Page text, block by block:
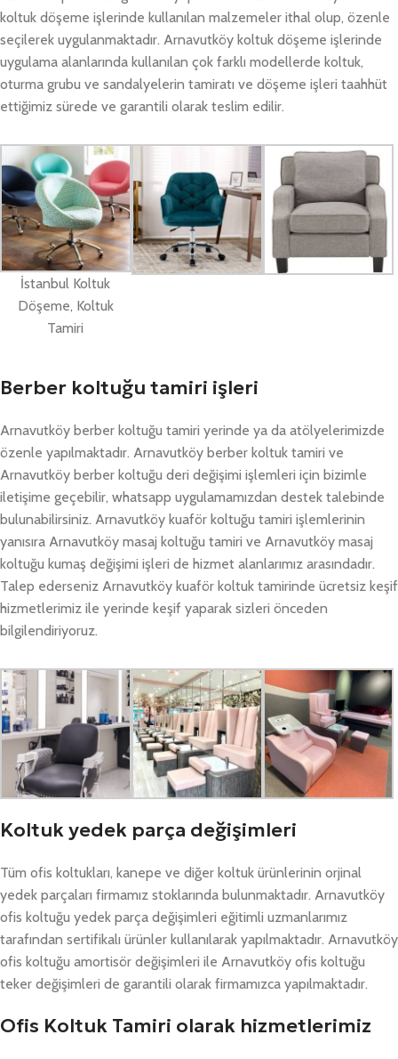
koltuk döşeme işlerinde kullanılan malzemeler ithal olup, özenle
seçilerek uygulanmaktadır. Arnavutköy koltuk döşeme işlerinde
uygulama alanlarında kullanılan çok farklı modellerde koltuk,
oturma grubu ve sandalyelerin tamiratı ve döşeme işleri taahhüt
ettiğimiz sürede ve garantili olarak teslim edilir.
İstanbul Koltuk
Döşeme, Koltuk
Tamiri
Berber koltuğu tamiri işleri
Arnavutköy berber koltuğu tamiri yerinde ya da atölyelerimizde
özenle yapılmaktadır. Arnavutköy berber koltuk tamiri ve
Arnavutköy berber koltuğu deri değişimi işlemleri için bizimle
iletişime geçebilir, whatsapp uygulamamızdan destek talebinde
bulunabilirsiniz. Arnavutköy kuaför koltuğu tamiri işlemlerinin
yanısıra Arnavutköy masaj koltuğu tamiri ve Arnavutköy masaj
koltuğu kumaş değişimi işleri de hizmet alanlarımız arasındadır.
Talep ederseniz Arnavutköy kuaför koltuk tamirinde ücretsiz keşif
hizmetlerimiz ile yerinde keşif yaparak sizleri önceden
bilgilendiriyoruz.
Koltuk yedek parça değişimleri
Tüm ofis koltukları, kanepe ve diğer koltuk ürünlerinin orjinal
yedek parçaları firmamız stoklarında bulunmaktadır. Arnavutköy
ofis koltuğu yedek parça değişimleri eğitimli uzmanlarımız
tarafından sertifikalı ürünler kullanılarak yapılmaktadır. Arnavutköy
ofis koltuğu amortisör değişimleri ile Arnavutköy ofis koltuğu
teker değişimleri de garantili olarak firmamızca yapılmaktadır.
Ofis Koltuk Tamiri olarak hizmetlerimiz